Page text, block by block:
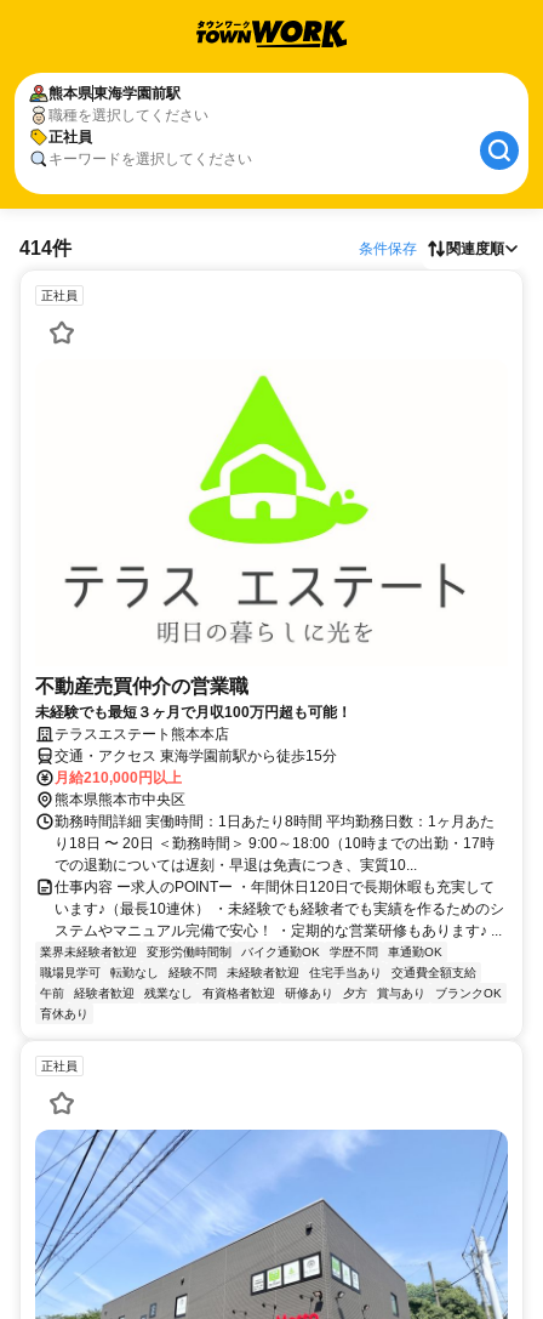
熊本県東海学園前駅
職種を選択してください
正社員
キーワードを選択してください
414件 条件保存 関連度順
正社員
不動産売買仲介の営業職
未経験でも最短３ヶ月で月収100万円超も可能！
テラスエステート熊本本店
交通・アクセス 東海学園前駅から徒歩15分
月給210,000円以上
熊本県熊本市中央区
勤務時間詳細 実働時間：1日あたり8時間 平均勤務日数：1ヶ月あた
り18日 〜 20日 ＜勤務時間＞ 9:00～18:00（10時までの出勤・17時
での退勤については遅刻・早退は免責につき、実質10...
仕事内容 ー求人のPOINTー ・年間休日120日で長期休暇も充実して
います♪（最長10連休） ・未経験でも経験者でも実績を作るためのシ
ステムやマニュアル完備で安心！ ・定期的な営業研修もあります♪ ...
業界未経験者歓迎 変形労働時間制 バイク通勤OK 学歴不問
車通勤OK
職場見学可
転勤なし 経験不問 未経験者歓迎 住宅手当あり
交通費全額支給
午前
経験者歓迎 残業なし 有資格者歓迎 研修あり 夕方 賞与あり
ブランクOK
育休あり
正社員